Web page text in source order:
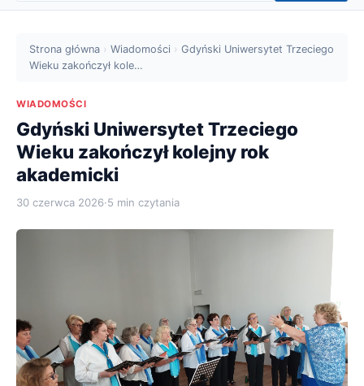
Strona główna › Wiadomości › Gdyński Uniwersytet Trzeciego
Wieku zakończył kole…
WIADOMOŚCI
Gdyński Uniwersytet Trzeciego
Wieku zakończył kolejny rok
akademicki
30 czerwca 2026·5 min czytania